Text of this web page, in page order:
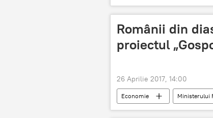
Românii din
proiectul
26 Aprilie 2017, 14:00
Economie Ministerului
Români